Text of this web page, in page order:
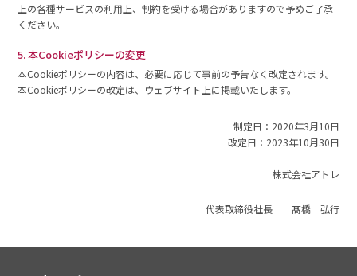
上の各種サービスの利用上、制約を受ける場合がありますので予めご了承
ください。
5. 本Cookieポリシーの変更
本Cookieポリシーの内容は、必要に応じて事前の予告なく改定されます。
本Cookieポリシーの改定は、ウェブサイト上に掲載いたします。
制定日：2020年3月10日
改定日：2023年10月30日
株式会社アトレ
代表取締役社長 髙橋 弘行